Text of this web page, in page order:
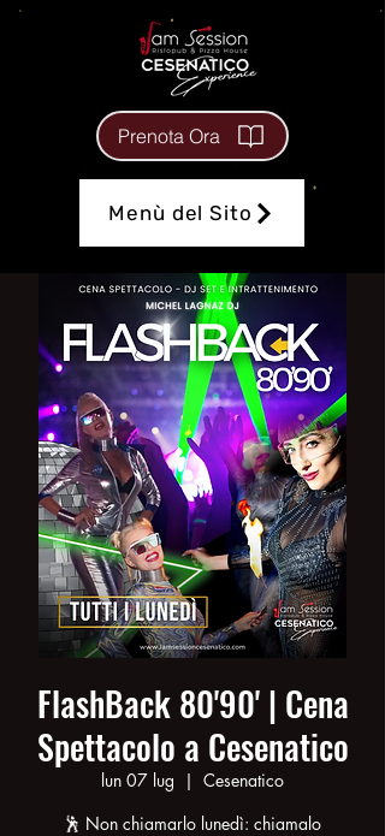
Menù del Sito
Prenota Ora
FlashBack 80'90' | Cena
Spettacolo a Cesenatico
lun 07 lug
  |
Cesenatico
🕺 Non chiamarlo lunedì: chiamalo